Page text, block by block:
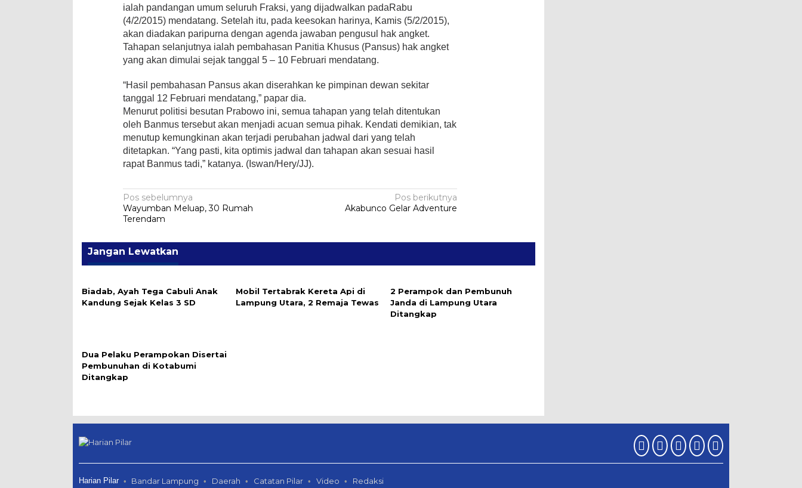
ialah pandangan umum seluruh Fraksi, yang dijadwalkan padaRabu
(4/2/2015) mendatang. Setelah itu, pada keesokan harinya, Kamis (5/2/2015),
akan diadakan paripurna dengan agenda jawaban pengusul hak angket.
Tahapan selanjutnya ialah pembahasan Panitia Khusus (Pansus) hak angket
yang akan dimulai sejak tanggal 5 – 10 Februari mendatang.
“Hasil pembahasan Pansus akan diserahkan ke pimpinan dewan sekitar
tanggal 12 Februari mendatang,” papar dia.
Menurut politisi besutan Prabowo ini, semua tahapan yang telah ditentukan
oleh Banmus tersebut akan menjadi acuan semua pihak. Kendati demikian, tak
menutup kemungkinan akan terjadi perubahan jadwal dari yang telah
ditetapkan. “Yang pasti, kita optimis jadwal dan tahapan akan sesuai hasil
rapat Banmus tadi,” katanya. (Iswan/Hery/JJ).
Navigasi
pos
Pos sebelumnya
Wayumban Meluap, 30 Rumah
Terendam
Pos berikutnya
Akabunco Gelar Adventure
Jangan Lewatkan
Biadab, Ayah Tega Cabuli Anak
Kandung Sejak Kelas 3 SD
Mobil Tertabrak Kereta Api di
Lampung Utara, 2 Remaja Tewas
2 Perampok dan Pembunuh
Janda di Lampung Utara
Ditangkap
Dua Pelaku Perampokan Disertai
Pembunuhan di Kotabumi
Ditangkap
Harian Pilar Bandar Lampung Daerah Catatan Pilar Video Redaksi